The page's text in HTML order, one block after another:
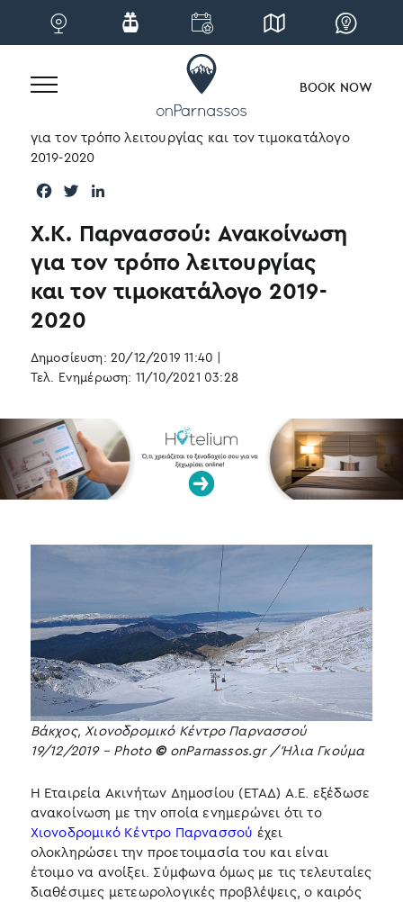
content
BOOK NOW
Χ.Κ. Παρνασσού: Ανακοίνωση
για τον τρόπο λειτουργίας
και τον τιμοκατάλογο 2019-
2020
Δημοσίευση: 20/12/2019 11:40 |
Τελ. Ενημέρωση: 11/10/2021 03:28
|Χ.Κ. Παρνασσού: Ανακοίνωση
για τον τρόπο λειτουργίας και τον τιμοκατάλογο
2019-2020
c
b
o
o
k
i
t
e
r
n
k
d
Βάκχος, Χιονοδρομικό Κέντρο Παρνασσού
19/12/2019 – Photo ©onParnassos.gr / Ήλια Γκούμα
Η Εταιρεία Ακινήτων Δημοσίου (ΕΤΑΔ) Α.Ε. εξέδωσε
ανακοίνωση με την οποία ενημερώνει ότι το
Χιονοδρομικό Κέντρο Παρνασσού έχει
ολοκληρώσει την προετοιμασία του και είναι
έτοιμο να ανοίξει. Σύμφωνα όμως με τις τελευταίες
διαθέσιμες μετεωρολογικές προβλέψεις, ο καιρός